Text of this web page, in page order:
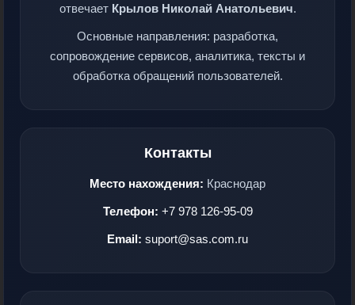
отвечает Крылов Николай Анатольевич.
Основные направления: разработка,
сопровождение сервисов, аналитика, тексты и
обработка обращений пользователей.
Контакты
Место нахождения: Краснодар
Телефон: +7 978 126-95-09
Email: suport@sas.com.ru